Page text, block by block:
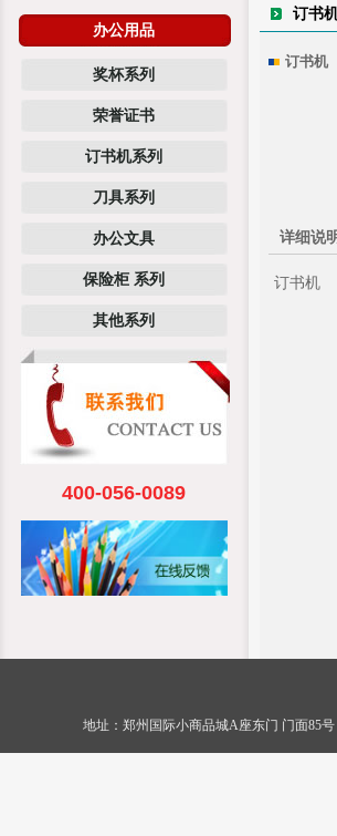
办公用品
奖杯系列
荣誉证书
订书机系列
刀具系列
办公文具
保险柜 系列
其他系列
400-056-0089
订书
订书机
详细说
订书机
地址：郑州国际小商品城A座东门 门面85号